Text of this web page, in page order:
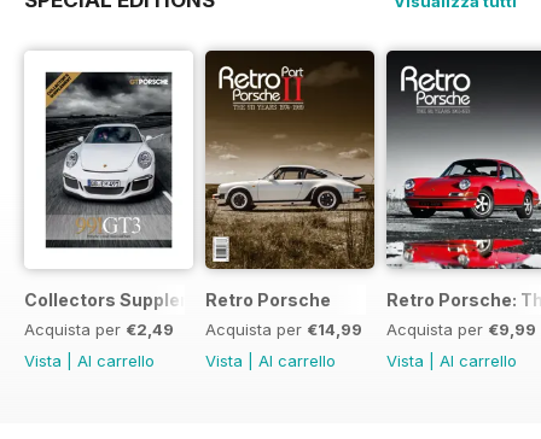
Collectors Supplement
Acquista per €2,49
Vista
Al carrello
Retro Porsche
Acquista per €14,99
Vista
Al carrello
Retro Porsche:
Acquista per €9,99
Vista
Al carrello